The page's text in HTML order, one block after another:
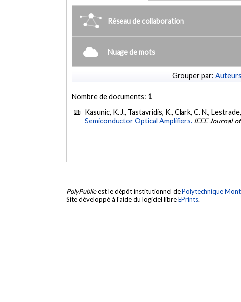
Réseau de collaboration
Nuage de mots
Grouper par:
Nombre de documents: 1
Kasunic, K. J., Tastavridis, K., Clark, C. N.,
Semiconductor Optical Amplifiers. IEEE Journal
PolyPublieest le dépôt institutionnel dePolytechnique
Site développé à l'aide du logiciel libreEPrints.